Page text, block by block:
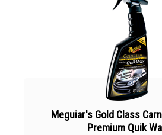
Meguiar's Gold Class
Premium Quik